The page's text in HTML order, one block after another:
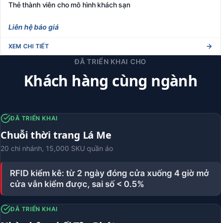
Thẻ thành viên cho mô hình khách sạn
Liên hệ báo giá
XEM CHI TIẾT
ĐÃ TRIỂN KHAI CHO
Khách hàng cùng ngành
ĐÃ TRIỂN KHAI
Chuỗi thời trang Lá Me
20 chi nhánh, 15,000 SKU quần áo
RFID kiểm kê: từ 2 ngày đóng cửa xuống 4 giờ mở
cửa vẫn kiểm được, sai số < 0.5%
ĐÃ TRIỂN KHAI